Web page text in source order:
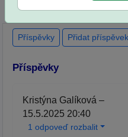
zkouškách
Příspěvky Přidat příspěvek
Příspěvky
Kristýna Galíková –
15.5.2025 20:40
1 odpoveď rozbalit